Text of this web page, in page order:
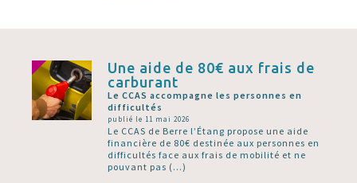
Une aide de 80€ aux frais de
carburant
Le CCAS accompagne les personnes en
difficultés
publié le 11 mai 2026
Le CCAS de Berre l’Étang propose une aide
financière de 80€ destinée aux personnes en
difficultés face aux frais de mobilité et ne
pouvant pas (…)